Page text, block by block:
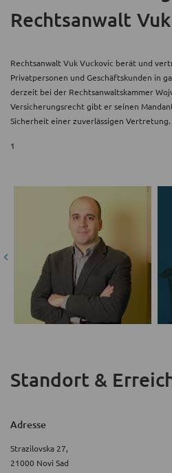
Rechtsanwalt
Rechtsanwalt Vuk Vuckovic berät und
Privatpersonen und Geschäftskunden in
derzeit bei der Rechtsanwaltskammer
Versicherungsrecht gibt er seinen
Sicherheit einer zuverlässigen Vertretung.
1
Standort &
Adresse
Strazilovska 27,
21000 Novi Sad